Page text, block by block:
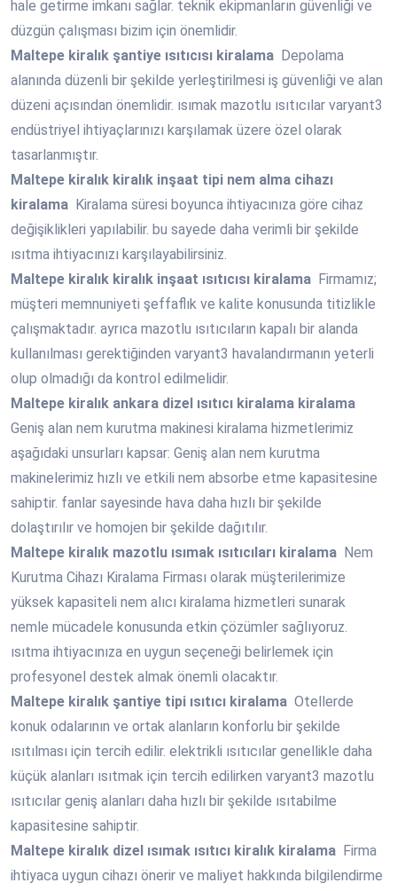
hale getirme imkanı sağlar. teknik ekipmanların güvenliği ve
düzgün çalışması bizim için önemlidir.
Maltepe kiralık şantiye ısıtıcısı kiralama Depolama
alanında düzenli bir şekilde yerleştirilmesi iş güvenliği ve alan
düzeni açısından önemlidir. ısımak mazotlu ısıtıcılar varyant3
endüstriyel ihtiyaçlarınızı karşılamak üzere özel olarak
tasarlanmıştır.
Maltepe kiralık kiralık inşaat tipi nem alma cihazı
kiralama Kiralama süresi boyunca ihtiyacınıza göre cihaz
değişiklikleri yapılabilir. bu sayede daha verimli bir şekilde
ısıtma ihtiyacınızı karşılayabilirsiniz.
Maltepe kiralık kiralık inşaat ısıtıcısı kiralama Firmamız;
müşteri memnuniyeti şeffaflık ve kalite konusunda titizlikle
çalışmaktadır. ayrıca mazotlu ısıtıcıların kapalı bir alanda
kullanılması gerektiğinden varyant3 havalandırmanın yeterli
olup olmadığı da kontrol edilmelidir.
Maltepe kiralık ankara dizel ısıtıcı kiralama kiralama
Geniş alan nem kurutma makinesi kiralama hizmetlerimiz
aşağıdaki unsurları kapsar: Geniş alan nem kurutma
makinelerimiz hızlı ve etkili nem absorbe etme kapasitesine
sahiptir. fanlar sayesinde hava daha hızlı bir şekilde
dolaştırılır ve homojen bir şekilde dağıtılır.
Maltepe kiralık mazotlu ısımak ısıtıcıları kiralama Nem
Kurutma Cihazı Kiralama Firması olarak müşterilerimize
yüksek kapasiteli nem alıcı kiralama hizmetleri sunarak
nemle mücadele konusunda etkin çözümler sağlıyoruz.
ısıtma ihtiyacınıza en uygun seçeneği belirlemek için
profesyonel destek almak önemli olacaktır.
Maltepe kiralık şantiye tipi ısıtıcı kiralama Otellerde
konuk odalarının ve ortak alanların konforlu bir şekilde
ısıtılması için tercih edilir. elektrikli ısıtıcılar genellikle daha
küçük alanları ısıtmak için tercih edilirken varyant3 mazotlu
ısıtıcılar geniş alanları daha hızlı bir şekilde ısıtabilme
kapasitesine sahiptir.
Maltepe kiralık dizel ısımak ısıtıcı kiralık kiralama Firma
ihtiyaca uygun cihazı önerir ve maliyet hakkında bilgilendirme